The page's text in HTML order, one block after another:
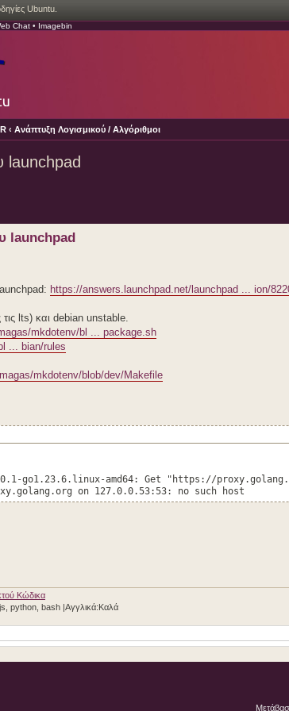
Ubuntu.
Chat • Imagebin
‹ Ανάπτυξη Λογισμικού / Αλγόριθμοι
launchpad
launchpad
https://answers.launchpad.net/launchpad ... ion/
lts) και debian unstable.
mkdotenv/bl ... package.sh
... bian/rules
mkdotenv/blob/dev/Makefile
go1.23.6.linux-amd64: Get "https://
on 127.0.0.53:53: no such host
Κώδικα
python, bash |Aγγλικά:Καλά